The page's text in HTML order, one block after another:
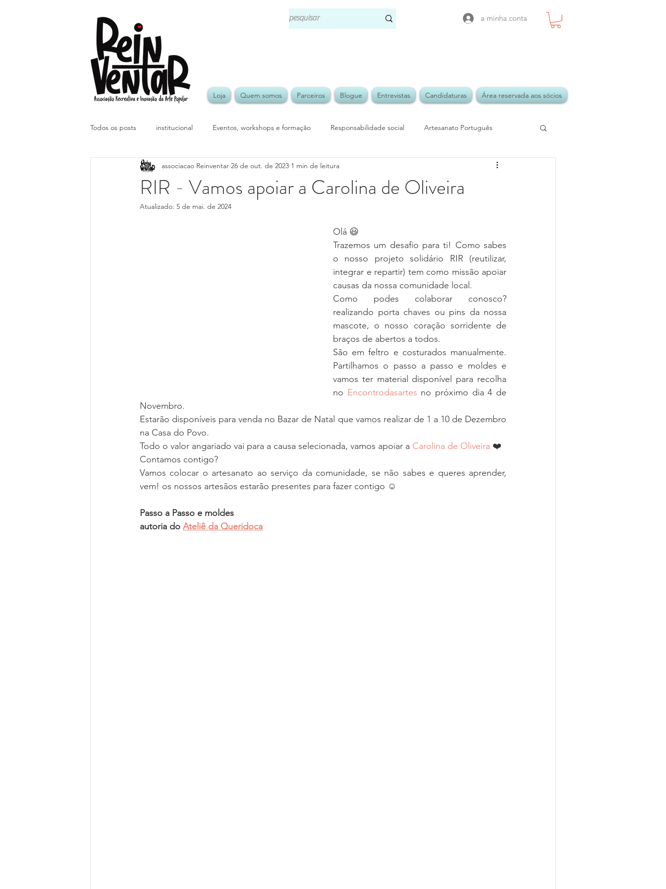
a minha conta
Loja Quem somos Parceiros Blogue Entrevistas Candidaturas Área reservada aos sócios
Todos os posts institucional Eventos, workshops e formação Responsabilidade social Artesanato Português
Culinária - receitas Saúde e bem estar Comunicação social
RIR - Vamos apoiar a Carolina de Oliveira
associacao Reinventar 26 de out. de 2023 1 min de leitura
Atualizado: 5 de mai. de 2024
Olá 😃
Trazemos um desafio para ti! Como sabes
o nosso projeto solidário RIR (reutilizar,
integrar e repartir) tem como missão apoiar
causas da nossa comunidade local.
Como podes colaborar conosco?
realizando porta chaves ou pins da nossa
mascote, o nosso coração sorridente de
braços de abertos a todos.
São em feltro e costurados manualmente.
Partilhamos o passo a passo e moldes e
vamos ter material disponível para recolha
no Encontrodasartes no próximo dia 4 de
Novembro.
Estarão disponíveis para venda no Bazar de Natal que vamos realizar de 1 a 10 de Dezembro
na Casa do Povo.
Todo o valor angariado vai para a causa selecionada, vamos apoiar a Carolina de Oliveira ❤️
Contamos contigo?
Vamos colocar o artesanato ao serviço da comunidade, se não sabes e queres aprender,
vem! os nossos artesãos estarão presentes para fazer contigo ☺️
Passo a Passo e moldes
autoria do Ateliê da Queridoca